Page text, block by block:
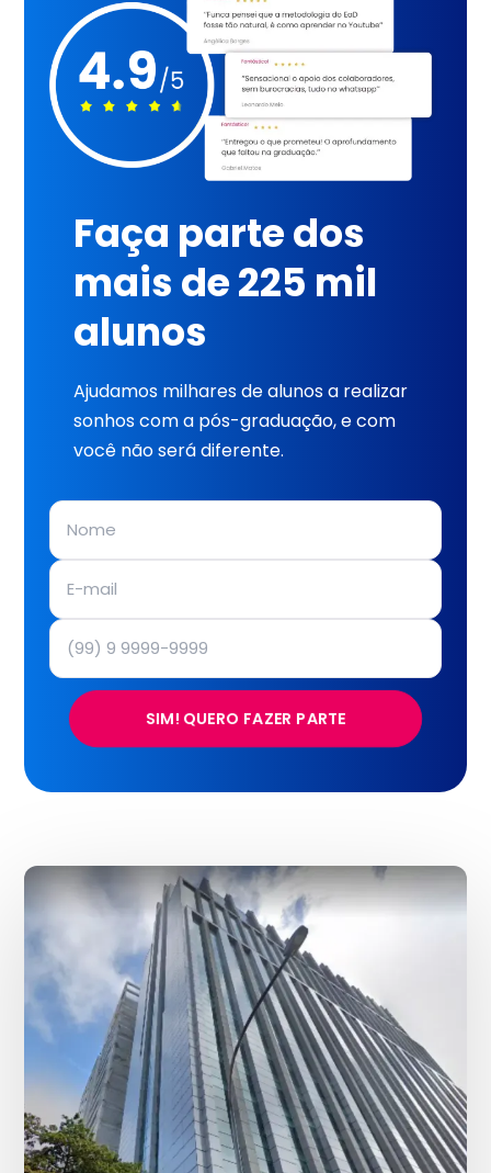
Faça parte dos
mais de 225 mil
alunos
Ajudamos milhares de alunos a realizar
sonhos com a pós-graduação, e com
você não será diferente.
SIM! QUERO FAZER PARTE